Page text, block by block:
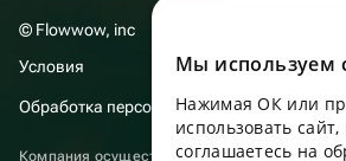
© Flowwow, inc
Условия
Обработка персональных данных
Компания осуществляет деятельность в
Мы используем
Нажимая ОК или
использовать сайт,
соглашаетесь на